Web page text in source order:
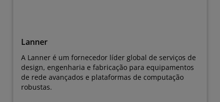
Lanner
A Lanner é um fornecedor líder global de serviços de
design, engenharia e fabricação para equipamentos
de rede avançados e plataformas de computação
robustas.